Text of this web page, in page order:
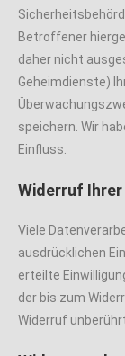
Betroffener
daher nicht
Geheimdienste)
speichern. Wir
Einfluss.
Widerruf
Viele
ausdrücklichen
erteilte
der bis zum
Widerruf